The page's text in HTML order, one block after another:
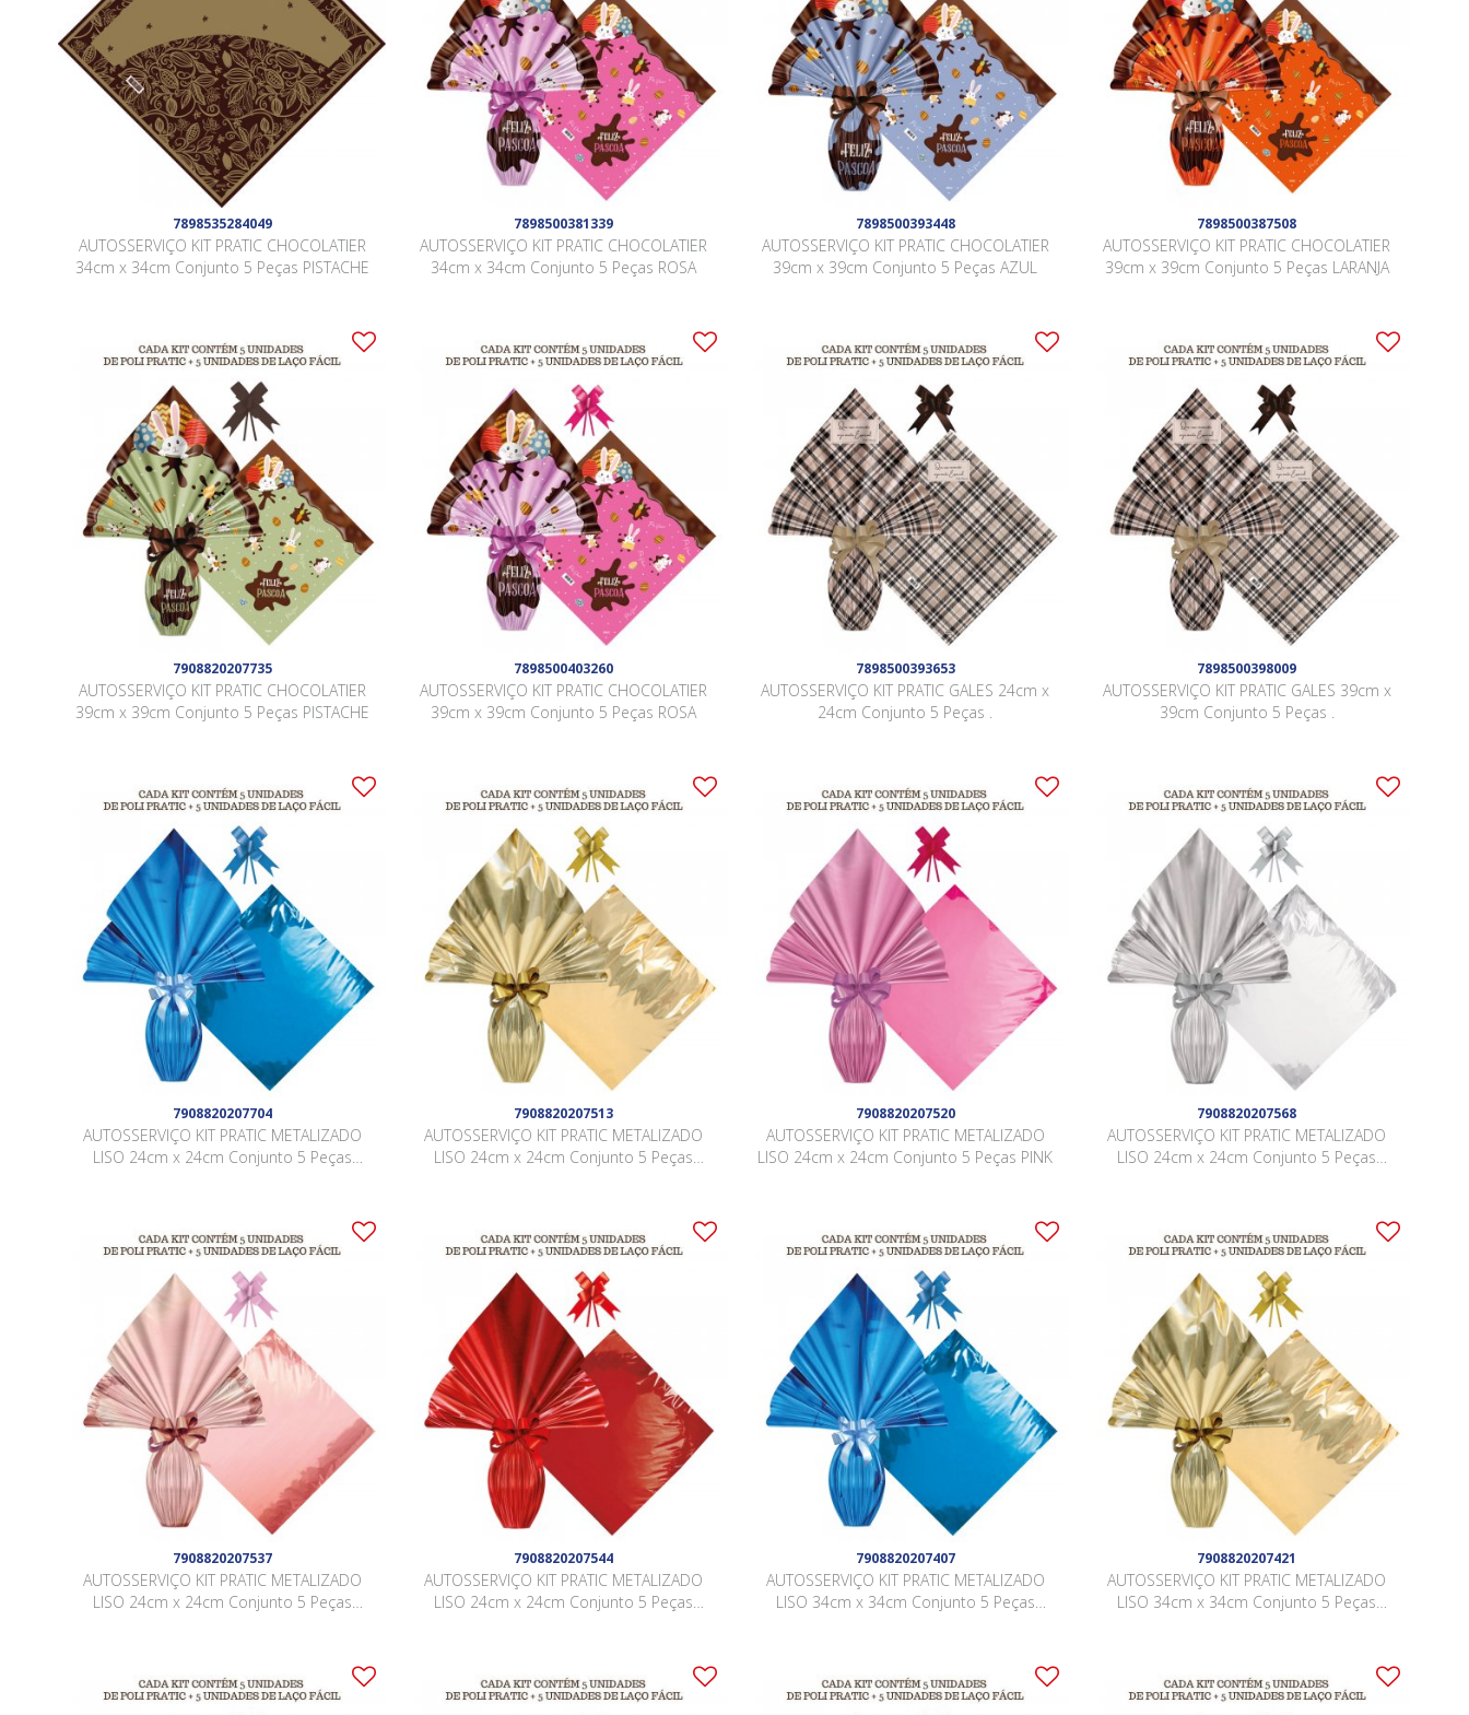
7898535284049
AUTOSSERVIÇO KIT PRATIC CHOCOLATIER
34cm x 34cm Conjunto 5 Peças PISTACHE
7898500381339
AUTOSSERVIÇO KIT PRATIC CHOCOLATIER
34cm x 34cm Conjunto 5 Peças ROSA
7898500393448
AUTOSSERVIÇO KIT PRATIC CHOCOLATIER
39cm x 39cm Conjunto 5 Peças AZUL
7898500387508
AUTOSSERVIÇO KIT PRATIC CHOCOLATIER
39cm x 39cm Conjunto 5 Peças LARANJA
7908820207735
AUTOSSERVIÇO KIT PRATIC CHOCOLATIER
39cm x 39cm Conjunto 5 Peças PISTACHE
7898500403260
AUTOSSERVIÇO KIT PRATIC CHOCOLATIER
39cm x 39cm Conjunto 5 Peças ROSA
7898500393653
AUTOSSERVIÇO KIT PRATIC GALES 24cm x
24cm Conjunto 5 Peças .
7898500398009
AUTOSSERVIÇO KIT PRATIC GALES 39cm x
39cm Conjunto 5 Peças .
7908820207704
AUTOSSERVIÇO KIT PRATIC METALIZADO
LISO 24cm x 24cm Conjunto 5 Peças
7908820207513
AUTOSSERVIÇO KIT PRATIC METALIZADO
LISO 24cm x 24cm Conjunto 5 Peças
7908820207520
AUTOSSERVIÇO KIT PRATIC METALIZADO
LISO 24cm x 24cm Conjunto 5 Peças PINK
7908820207568
AUTOSSERVIÇO KIT PRATIC METALIZADO
LISO 24cm x 24cm Conjunto 5 Peças
7908820207537
AUTOSSERVIÇO KIT PRATIC METALIZADO
LISO 24cm x 24cm Conjunto 5 Peças
7908820207544
AUTOSSERVIÇO KIT PRATIC METALIZADO
LISO 24cm x 24cm Conjunto 5 Peças
7908820207407
AUTOSSERVIÇO KIT PRATIC METALIZADO
LISO 34cm x 34cm Conjunto 5 Peças
7908820207421
AUTOSSERVIÇO KIT PRATIC METALIZADO
LISO 34cm x 34cm Conjunto 5 Peças